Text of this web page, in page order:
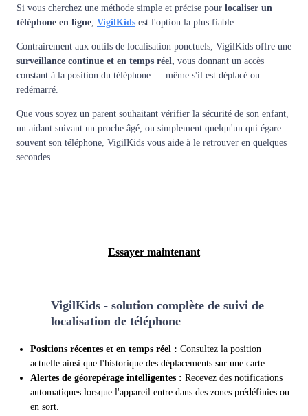
Si vous cherchez une méthode simple et précise pour localiser un
téléphone en ligne VigilKids est l'option la plus fiable.
Contrairement aux outils de localisation ponctuels, VigilKids offre une
surveillance continue et en temps réel, vous donnant un accès
constant à la position du téléphone — même s'il est déplacé ou
redémarré.
Que vous soyez un parent souhaitant vérifier la sécurité de son enfant,
un aidant suivant un proche âgé, ou simplement quelqu'un qui égare
souvent son téléphone, VigilKids vous aide à le retrouver en quelques
secondes.
Essayer maintenant
VigilKids - solution complète de suivi de
localisation de téléphone
Positions récentes et en temps réel : Consultez la position
actuelle ainsi que l'historique des déplacements sur une carte.
Alertes de géorepérage intelligentes : Recevez des notifications
automatiques lorsque l'appareil entre dans des zones prédéfinies ou
en sort.